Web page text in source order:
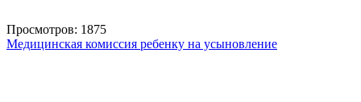
Просмотров: 1875
Медицинская комиссия ребенку на усыновление